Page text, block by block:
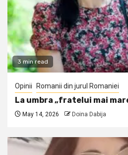
3 min read
Opinii Romanii din jurul Romaniei
La umbra „fratelui mai
May 14, 2026 Doina Dabija